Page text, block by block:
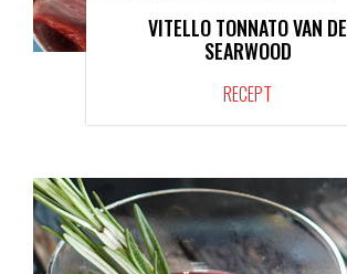
VITELLO TONNATO VAN DE
SEARWOOD
RECEPT